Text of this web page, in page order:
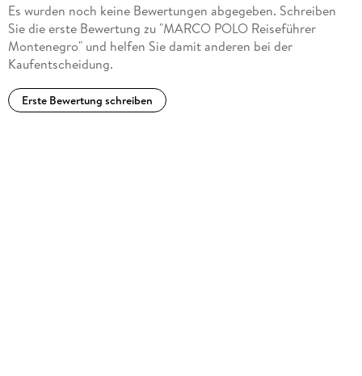
Es wurden noch keine Bewertungen abgegeben. Schreiben
Sie die erste Bewertung zu "MARCO POLO Reiseführer
Montenegro" und helfen Sie damit anderen bei der
Kaufentscheidung.
Erste Bewertung schreiben